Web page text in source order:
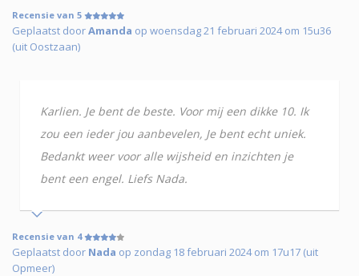
Recensie van 5
Geplaatst doorAmanda op woensdag 21 februari 2024 om 15u36
(uit Oostzaan)
Karlien. Je bent de beste. Voor mij een dikke 10. Ik
zou een ieder jou aanbevelen, Je bent echt uniek.
Bedankt weer voor alle wijsheid en inzichten je
bent een engel. Liefs Nada.
Recensie van 4
Geplaatst door Nada op zondag 18 februari 2024 om 17u17 (uit
Opmeer)